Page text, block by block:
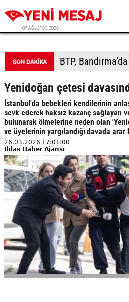
07 AĞUSTOS 2026
Yenidoğan çetesi
İstanbul'da bebekleri kendilerinin
sevk ederek haksız kazanç sağlayan
bulunarak ölmelerine neden olan
ve üyelerinin yargılandığı davada arar
26.03.2026 17:01:00
İhlas Haber Ajansı